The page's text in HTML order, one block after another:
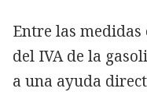
Entre las
del IVA de la
a una ayuda